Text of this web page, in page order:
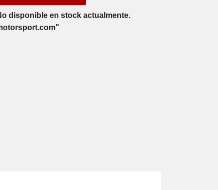
disponible en stock actualmente.